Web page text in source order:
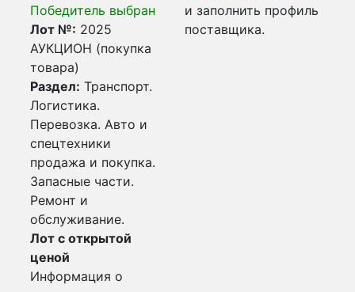
Победитель выбран
Лот №: 2025
АУКЦИОН (покупка
товара)
Раздел: Транспорт.
Логистика.
Перевозка. Авто и
спецтехники
продажа и покупка.
Запасные части.
Ремонт и
обслуживание.
Лот с открытой
ценой
Информация о
и заполнить профиль
поставщика.